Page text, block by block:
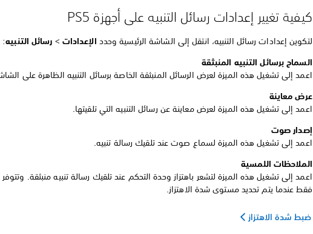
كيفية تغيير إعدادات رسائل التنبيه على أجهزة PS5
لتكوين إعدادات رسائل التنبيه، انتقل إلى الشاشة الرئيسية وحدد الإعدادات > رسائل التنبيه:
السماح برسائل التنبيه المنبثقة
اعمد إلى تشغيل هذه الميزة لعرض الرسائل المنبثقة الخاصة برسائل التنبيه الظاهرة على
عرض معاينة
اعمد إلى تشغيل هذه الميزة لعرض معاينة عن رسائل التنبيه التي تلقيتها.
إصدار صوت
اعمد إلى تشغيل هذه الميزة لسماع صوت عند تلقيك رسالة تنبيه.
الملاحظات اللمسية
اعمد إلى تشغيل هذه الميزة لتشعر باهتزاز وحدة التحكم عند تلقيك رسالة تنبيه منبثقة.
فقط عندما يتم تحديد مستوى شدة الاهتزاز.
ضبط شدة الاهتزاز